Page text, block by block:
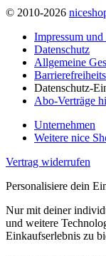
© 2010-2026
Impressum
Datenschutz
Allgemeine
Datenschutz-
Abo-Verträge
Unternehmen
Weitere nice
Vertrag widerrufen
Personalisiere dein
Nur mit deiner
und weitere
Einkaufserlebnis zu